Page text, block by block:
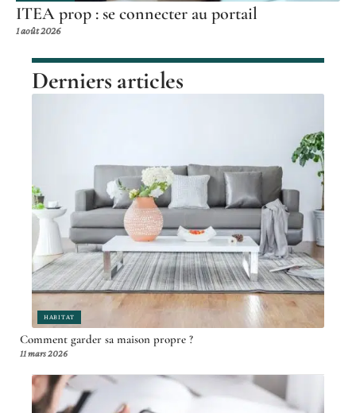
ITEA prop : se connecter au portail
1 août 2026
Derniers articles
HABITAT
Comment garder sa maison propre ?
11 mars 2026